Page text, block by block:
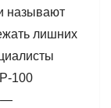
называют
лишних
100
—